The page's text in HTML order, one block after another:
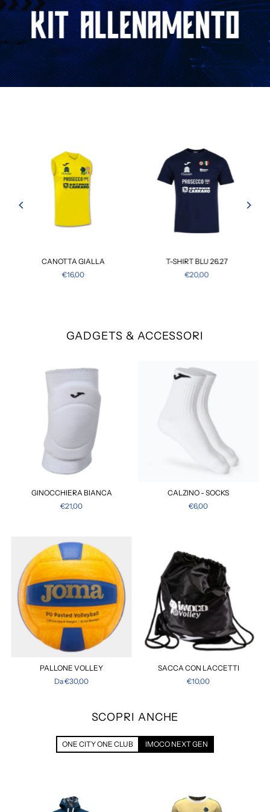
CANOTTA GIALLA
€16,00
T-SHIRT BLU 26.27
€20,00
GADGETS & ACCESSORI
GINOCCHIERA BIANCA
€21,00
CALZINO - SOCKS
€6,00
PALLONE VOLLEY
Da €30,00
SACCA CON LACCETTI
€10,00
SCOPRI ANCHE
ONE CITY ONE CLUB IMOCO NEXT GEN